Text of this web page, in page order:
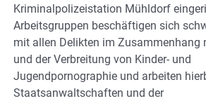
Kriminalpolizeistation Mühldorf
Arbeitsgruppen beschäftigen sich
mit allen Delikten im Zusammenhang
und der Verbreitung von Kinder- und
Jugendpornographie und arbeiten
Staatsanwaltschaften und der